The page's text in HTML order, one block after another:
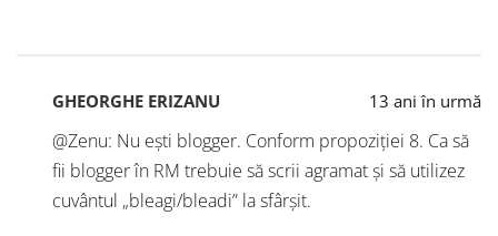
GHEORGHE ERIZANU 13 ani în urmă
@Zenu: Nu ești blogger. Conform propoziției 8. Ca să
fii blogger în RM trebuie să scrii agramat și să utilizez
cuvântul „bleagi/bleadi” la sfârșit.